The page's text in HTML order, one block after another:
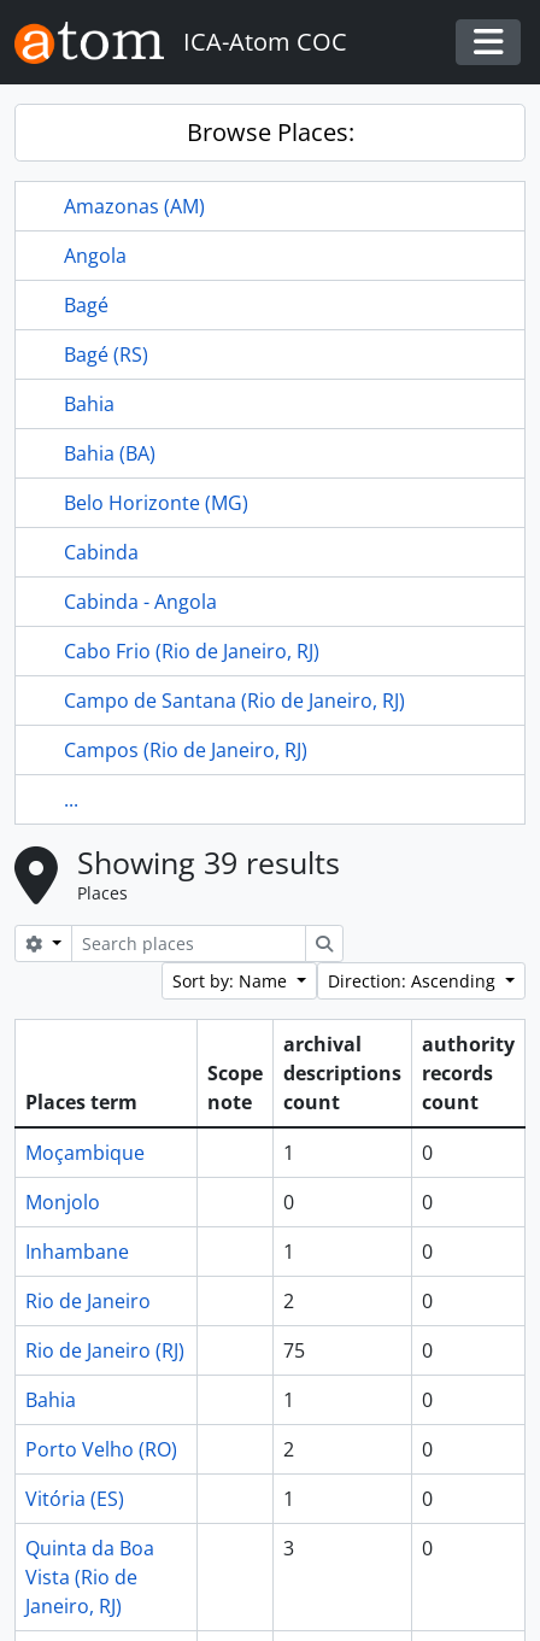
Skip to main content
ICA-Atom COC
Browse Places:
Amazonas (AM)
Angola
Bagé
Bagé (RS)
Bahia
Bahia (BA)
Belo Horizonte (MG)
Cabinda
Cabinda - Angola
Cabo Frio (Rio de Janeiro, RJ)
Campo de Santana (Rio de Janeiro, RJ)
Campos (Rio de Janeiro, RJ)
...
Showing 39 results
Places
Search options
Search
Sort by: Name
Direction: Ascending
Places term
Scope
note
archival
descriptions
count
authority
records
count
Moçambique
1
0
Monjolo
0
0
Inhambane
1
0
Rio de Janeiro
2
0
Rio de Janeiro (RJ)
75
0
Bahia
1
0
Porto Velho (RO)
2
0
Vitória (ES)
1
0
Quinta da Boa
Vista (Rio de
Janeiro, RJ)
3 0